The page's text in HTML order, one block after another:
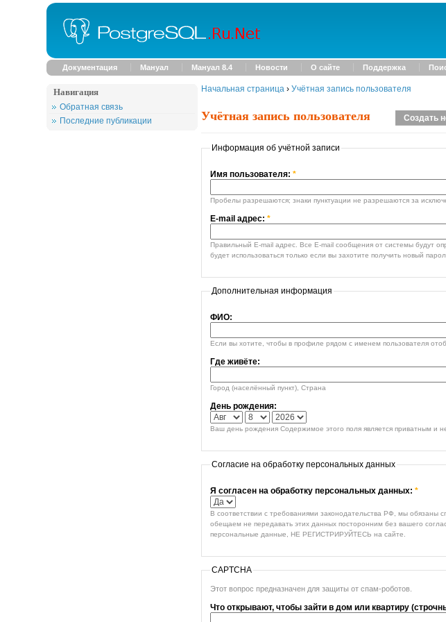
Документация Мануал Мануал 8.4 Новости О сайте Поддержка
Навигация
Обратная связь
Последние публикации
Начальная страница› Учётная запись пользователя
Учётная запись пользователя Создать
Информация об учётной записи
Имя пользователя: *
Пробелы разрешаются; знаки пунктуации не разрешаются за
E-mail адрес: *
Правильный E-mail адрес. Все E-mail сообщения от системы будут оправляться на этот адрес. Этот адрес не будет выложен в
будет использоваться только если вы захотите получить новый
Дополнительная информация
ФИО:
Если вы хотите, чтобы в профиле рядом с именем пользователя
Где живёте:
Город (населённый пункт), Страна
День рождения:
Ваш день рождения Содержимое этого поля является приватным и
Согласие на обработку персональных данных
Я согласен на обработку персональных данных: *
В соответствии с требованиями законодательства РФ, мы обязаны
обещаем не передавать этих данных посторонним без вашего
персональные данные, НЕ РЕГИСТРИРУЙТЕСЬ на сайте.
CAPTCHA
Этот вопрос предназначен для защиты от спам-роботов.
Что открывают, чтобы зайти в дом или квартиру